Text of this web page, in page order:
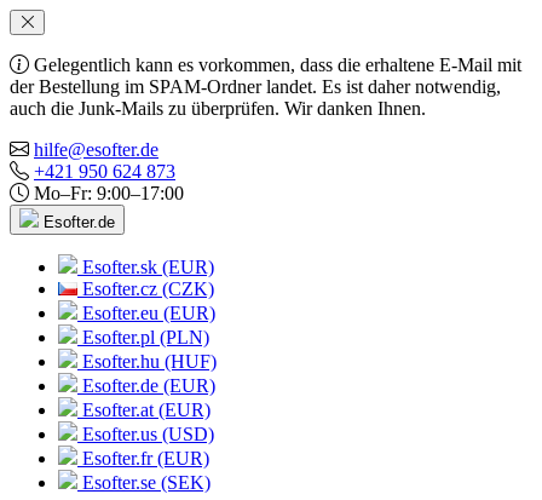
Gelegentlich kann es vorkommen, dass die erhaltene E-Mail mit
der Bestellung im SPAM-Ordner landet. Es ist daher notwendig,
auch die Junk-Mails zu überprüfen. Wir danken Ihnen.
hilfe@esofter.de
+421 950 624 873
Mo–Fr: 9:00–17:00
Esofter.de
Esofter.sk (EUR)
Esofter.cz (CZK)
Esofter.eu (EUR)
Esofter.pl (PLN)
Esofter.hu (HUF)
Esofter.de (EUR)
Esofter.at (EUR)
Esofter.us (USD)
Esofter.fr (EUR)
Esofter.se (SEK)